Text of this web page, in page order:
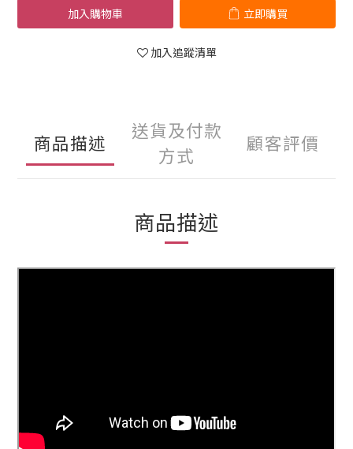
加入購物車 立即購買
加入追蹤清單
商品描述
送貨及付款
方式
顧客評價
商品描述